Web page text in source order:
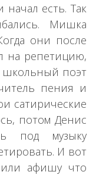
начал есть. Так
Мишка
они после
на репетицию,
школьный поэт
пения и
сатирические
потом Денис
под музыку
И вот
афишу что